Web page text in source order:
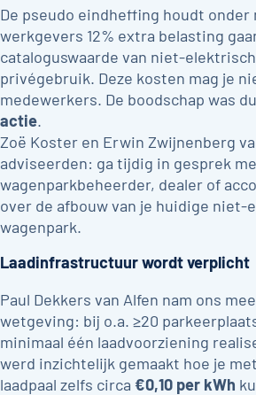
De pseudo eindheffing houdt onder
werkgevers 12% extra belasting
cataloguswaarde van niet-
privégebruik. Deze kosten mag je
medewerkers. De boodschap was
actie.
Zoë Koster en Erwin Zwijnenberg
adviseerden: ga tijdig in gesprek
wagenparkbeheerder, dealer of
over de afbouw van je huidige niet-
wagenpark.
Laadinfrastructuur wordt verplicht
Paul Dekkers van Alfen nam ons
wetgeving: bij o.a. ≥20
minimaal één laadvoorziening
werd inzichtelijk gemaakt hoe je
laadpaal zelfs circa €0,10 per kWh